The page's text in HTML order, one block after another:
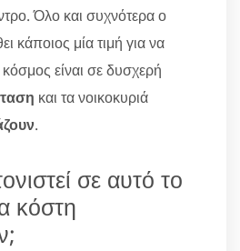
Όλο και συχνότερα ο
κάποιος μία τιμή για να
είναι σε δυσχερή
και τα νοικοκυριά
.
σε αυτό το
κόστη